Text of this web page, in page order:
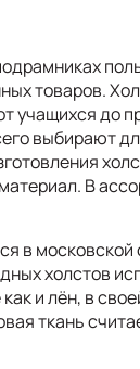
товаров.
учащихся до
выбирают
В
в
холстов
и лён, в
ткань